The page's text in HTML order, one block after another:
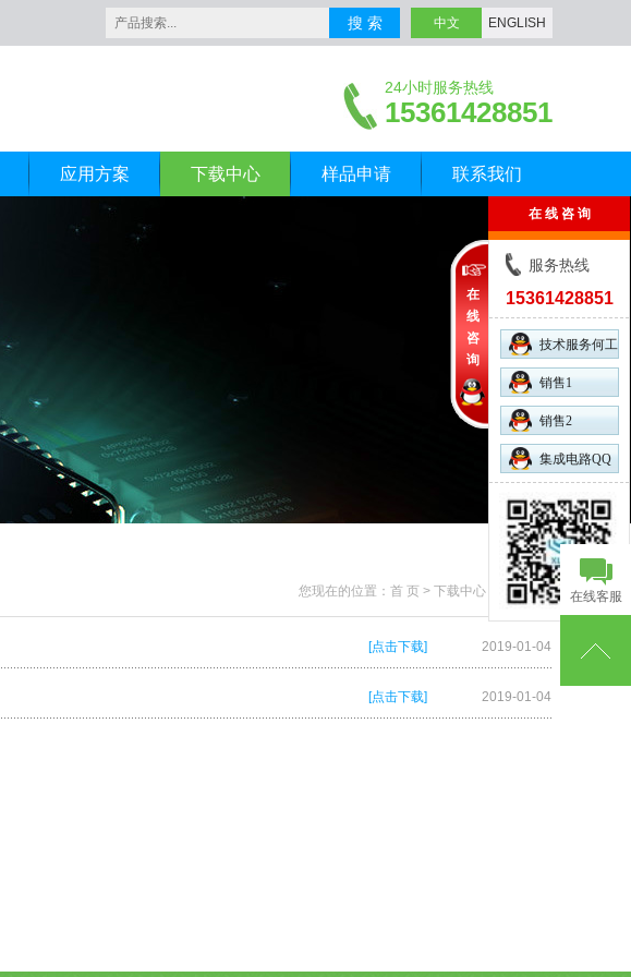
中文 ENGLISH
搜 索
24小时服务热线
15361428851
应用方案 下载中心 样品申请 联系我们
您现在的位置： 首 页 > 下载中心 应用资料
[点击下载] 2019-01-04
[点击下载] 2019-01-04
在线客服
在 线 咨 询
在
线
咨
询
服务热线
15361428851
技术服务何工
销售1
销售2
集成电路QQ
群